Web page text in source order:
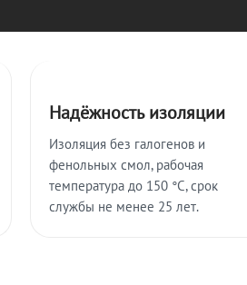
Надёжность изоляции
Изоляция без галогенов и
фенольных смол, рабочая
температура до 150 °C, срок
службы не менее 25 лет.